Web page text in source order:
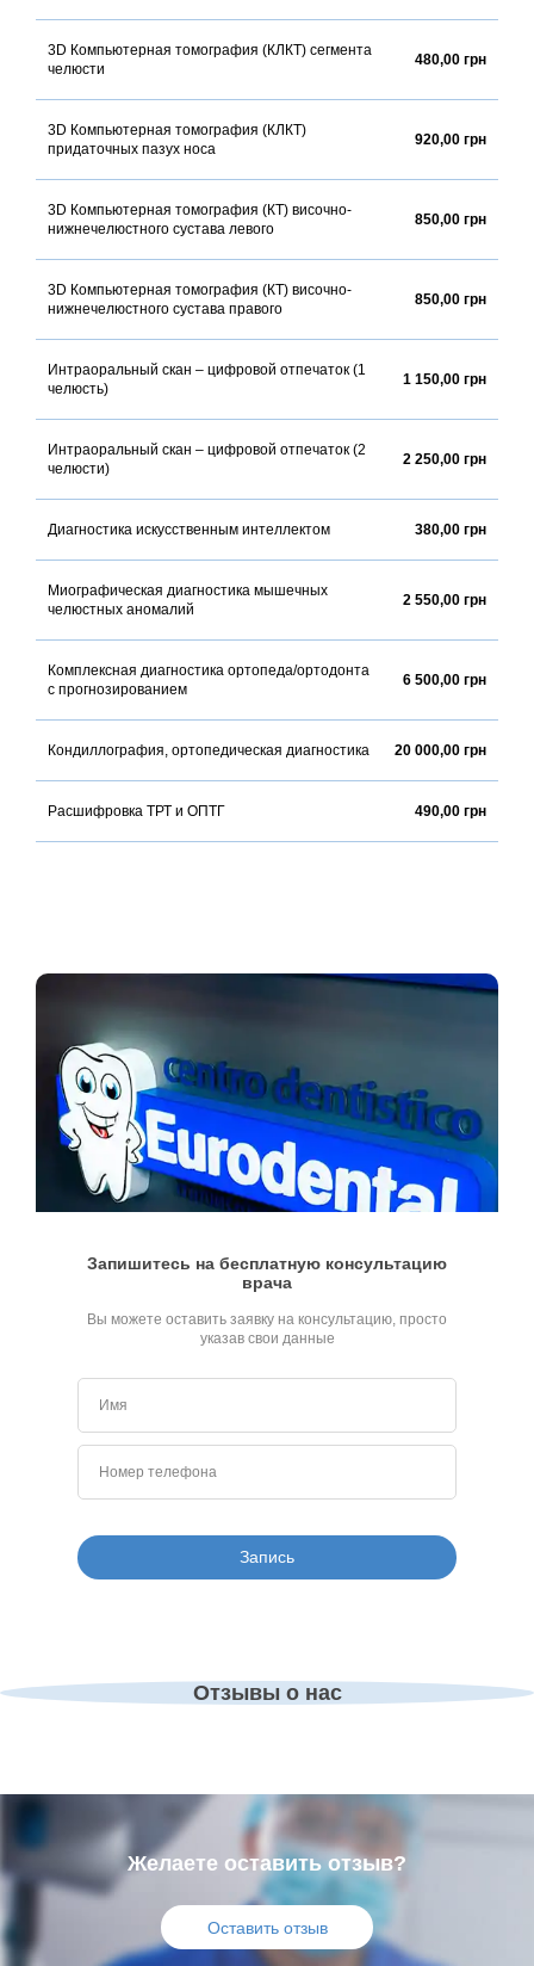
3D Компьютерная томография (КЛКТ) сегмента
челюсти
480,00 грн
3D Компьютерная томография (КЛКТ)
придаточных пазух носа
920,00 грн
3D Компьютерная томография (КТ) височно-
нижнечелюстного сустава левого
850,00 грн
3D Компьютерная томография (КТ) височно-
нижнечелюстного сустава правого
850,00 грн
Интраоральный скан – цифровой отпечаток (1
челюсть)
1 150,00 грн
Интраоральный скан – цифровой отпечаток (2
челюсти)
2 250,00 грн
Диагностика искусственным интеллектом 380,00 грн
Миографическая диагностика мышечных
челюстных аномалий
2 550,00 грн
Комплексная диагностика ортопеда/ортодонта
с прогнозированием
6 500,00 грн
Кондиллография, ортопедическая диагностика 20 000,00 грн
Расшифровка ТРТ и ОПТГ 490,00 грн
Запишитесь на бесплатную консультацию
врача
Вы можете оставить заявку на консультацию, просто
указав свои данные
Отзывы о нас
Желаете оставить отзыв?
Оставить отзыв